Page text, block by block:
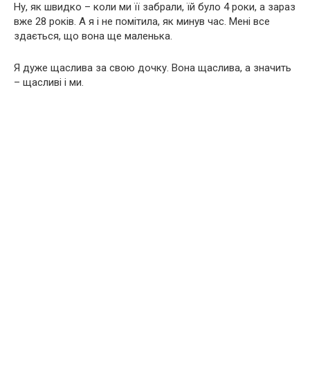
Ну, як швидко – коли ми її забрали, їй було 4 роки, а зараз
вже 28 років. А я і не помітила, як минув час. Мені все
здається, що вона ще маленька.
Я дуже щаслива за свою дочку. Вона щаслива, а значить
– щасливі і ми.